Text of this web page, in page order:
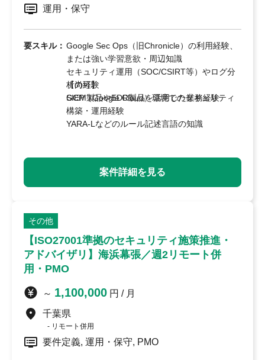
運用・保守
要スキル： Google Sec Ops（旧Chronicle）の利用経験、
または強い学習意欲・周辺知識
セキュリティ運用（SOC/CSIRT等）やログ分
析の経験
SIEM製品やEDR製品を活用した業務経験
【尚可】
GCP（Google Cloud）環境でのセキュリティ
構築・運用経験
YARA-Lなどのルール記述言語の知識
案件詳細を見る
その他
【ISO27001準拠のセキュリティ施策推進・
アドバイザリ】海浜幕張／週2リモート併
用・PMO
～ 1,100,000 円 / 月
千葉県
リモート併用
要件定義, 運用・保守, PMO